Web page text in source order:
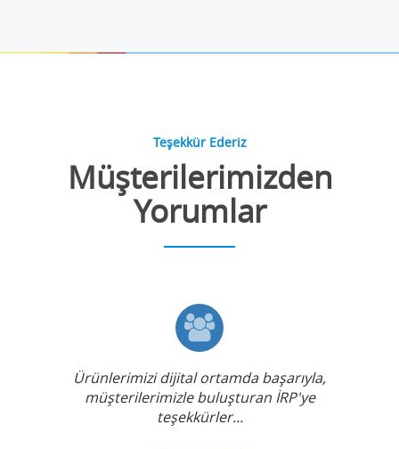
Teşekkür Ederiz
Müşterilerimizden
Yorumlar
Ürünlerimizi dijital ortamda başarıyla,
müşterilerimizle buluşturan İRP'ye
teşekkürler...